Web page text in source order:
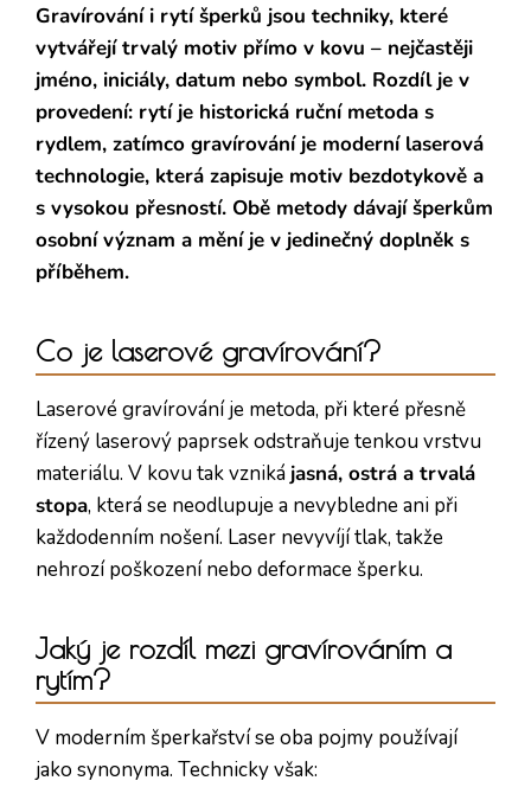
Gravírování i rytí šperků jsou techniky, které
vytvářejí trvalý motiv přímo v kovu – nejčastěji
jméno, iniciály, datum nebo symbol. Rozdíl je v
provedení: rytí je historická ruční metoda s
rydlem, zatímco gravírování je moderní laserová
technologie, která zapisuje motiv bezdotykově a
s vysokou přesností. Obě metody dávají šperkům
osobní význam a mění je v jedinečný doplněk s
příběhem.
Co je laserové gravírování?
Laserové gravírování je metoda, při které přesně
řízený laserový paprsek odstraňuje tenkou vrstvu
materiálu. V kovu tak vzniká jasná, ostrá a trvalá
stopa, která se neodlupuje a nevybledne ani při
každodenním nošení. Laser nevyvíjí tlak, takže
nehrozí poškození nebo deformace šperku.
Jaký je rozdíl mezi gravírováním a
rytím?
V moderním šperkařství se oba pojmy používají
jako synonyma. Technicky však: